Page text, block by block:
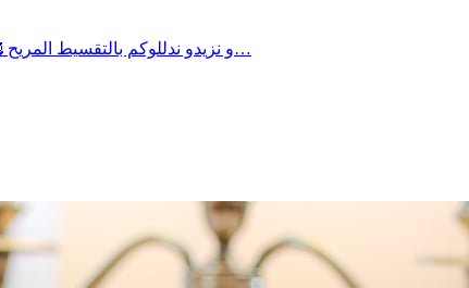
ما تفلتوش أقوى البرومووات في صيف 2026🤯 من غير ما تلوج أحسن الأسعار ما تلقاها كان معانا🥳مع وكالة الاسفار New Act Travelو نزيدو ندللوكم بالتقسيط المريح 🥰🎉تحب…